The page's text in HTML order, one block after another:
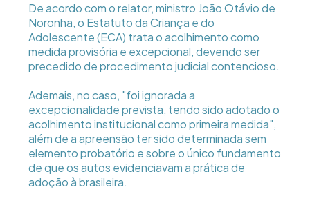
De acordo com o relator, ministro João Otávio de
Noronha, o Estatuto da Criança e do
Adolescente (ECA) trata o acolhimento como
medida provisória e excepcional, devendo ser
precedido de procedimento judicial contencioso.
Ademais, no caso, "foi ignorada a
excepcionalidade prevista, tendo sido adotado o
acolhimento institucional como primeira medida",
além de a apreensão ter sido determinada sem
elemento probatório e sobre o único fundamento
de que os autos evidenciavam a prática de
adoção à brasileira.